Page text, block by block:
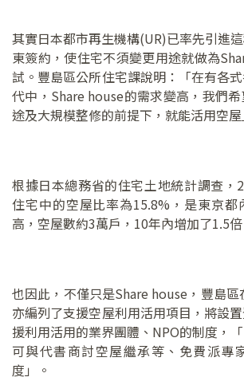
其實日本都市再生機構(UR)已率先引進
東簽約，使住宅不須變更用途就做為
試。豐島區公所住宅課說明：「在有各
代中，Share house的需求變高，我們
途及大規模整修的前提下，就能活用空屋
根據日本總務省的住宅土地統計調查，
住宅中的空屋比率為15.8%，是東京都
高，空屋數約3萬戶，10年內增加了1.5倍
也因此，不僅只是Share house，豐島
亦編列了支援空屋利用活用項目，將設
援利用活用的業界團體、NPO的制度，
可與代書商討空屋繼承等、免費派專
度」。